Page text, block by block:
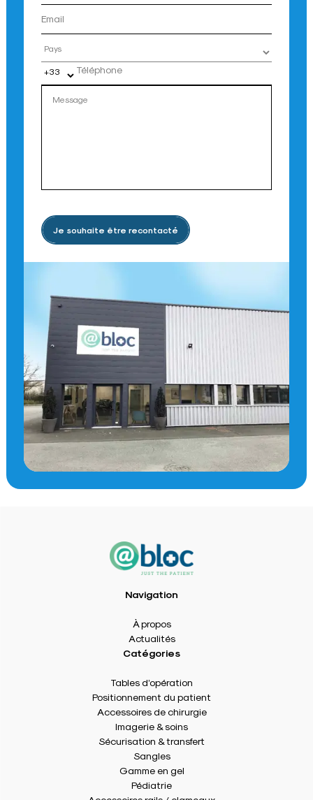
Je souhaite être recontacté
Navigation
À propos
Actualités
Catégories
Tables d’opération
Positionnement du patient
Accessoires de chirurgie
Imagerie & soins
Sécurisation & transfert
Sangles
Gamme en gel
Pédiatrie